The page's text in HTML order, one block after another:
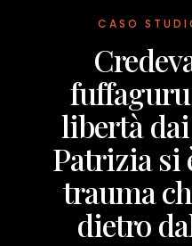
CASO
libertà
Patrizia si
trauma
dietro